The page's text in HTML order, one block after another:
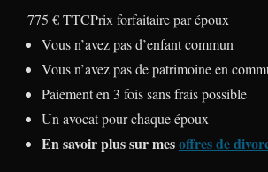
775 € TTCPrix forfaitaire par époux
Vous n’avez pas d’enfant commun
Vous n’avez pas de patrimoine en
Paiement en 3 fois sans frais possible
Un avocat pour chaque époux
En savoir plus sur mesoffres de